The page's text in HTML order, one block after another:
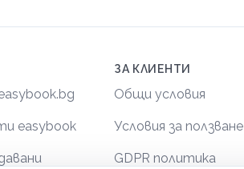
easybook
ЗА КЛИЕНТИ
Общи условия
Условия за ползване
GDPR политика